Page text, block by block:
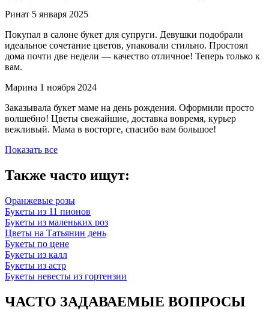
Ринат 5 января 2025
Покупал в салоне букет для супруги. Девушки подобрали
идеальное сочетание цветов, упаковали стильно. Простоял
дома почти две недели — качество отличное! Теперь только к
вам.
Марина 1 ноября 2024
Заказывала букет маме на день рождения. Оформили просто
волшебно! Цветы свежайшие, доставка вовремя, курьер
вежливый. Мама в восторге, спасибо вам большое!
Показать все
Также часто ищут:
Оранжевые розы
Букеты из 11 пионов
Букеты из маленьких роз
Цветы на Татьянин день
Букеты по цене
Букеты из калл
Букеты из астр
Букеты невесты из гортензии
ЧАСТО ЗАДАВАЕМЫЕ ВОПРОСЫ